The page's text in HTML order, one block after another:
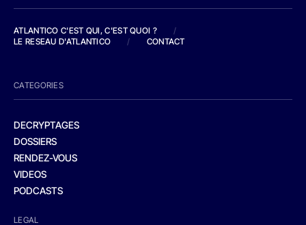
ATLANTICO C'EST QUI, C'EST QUOI ?
/
LE RESEAU D'ATLANTICO
/ CONTACT
CATEGORIES
DECRYPTAGES
DOSSIERS
RENDEZ-VOUS
VIDEOS
PODCASTS
LEGAL